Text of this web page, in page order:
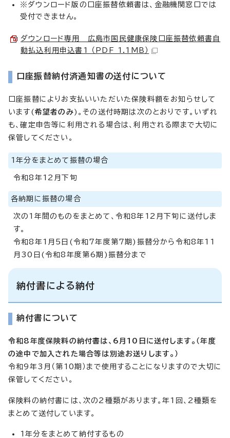
※ダウンロード版の口座振替依頼書は、金融機関窓口では
受付できません。
ダウンロード専用 広島市国民健康保険口座振替依頼書自
動払込利用申込書1 （PDF 1.1MB）
口座振替納付済通知書の送付について
口座振替によりお支払いいただいた保険料額をお知らせして
います(希望者のみ)。その送付時期は次のとおりです。いずれ
も、確定申告等に利用される場合は、利用される際まで大切に
保管してください。
1年分をまとめて振替の場合
令和8年12月下旬
各納期に振替の場合
次の1年間のものをまとめて、令和8年12月下旬に送付しま
す。
令和8年1月5日(令和7年度第7期)振替分から令和8年11
月30日(令和8年度第6期)振替分まで
納付書による納付
納付書について
令和8年度保険料の納付書は、6月10日に送付します。（年度
の途中で加入された場合等は別途お送りします。）
令和9年3月（第10期）まで使用することになりますので大切に
保管してください。
保険料の納付書には、次の2種類があります。年1回、2種類を
まとめて送付しています。
1年分をまとめて納付するもの